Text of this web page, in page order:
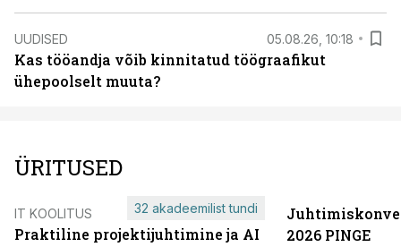
UUDISED 05.08.26, 10:18
Kas tööandja võib kinnitatud töögraafikut
ühepoolselt muuta?
ÜRITUSED
IT KOOLITUS
Praktiline projektijuhtimine ja AI
32 akadeemilist tundi
2026 PINGE